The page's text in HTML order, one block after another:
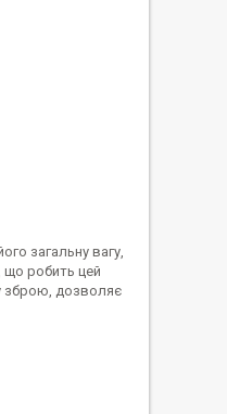
загальну вагу,
що робить цей
зброю, дозволяє